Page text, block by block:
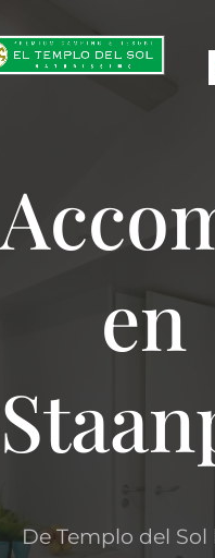
en
De Templo del